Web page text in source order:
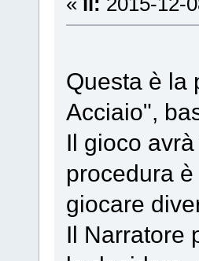
Questa è la
Acciaio",
Il gioco
procedura
giocare
Il Narratore